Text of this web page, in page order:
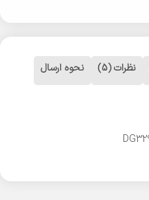
نظرات (5) نحوه ارسال